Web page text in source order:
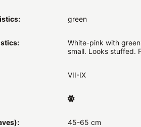
green
White-pink with
small. Looks stuffed.
VII-IX
45-65 cm